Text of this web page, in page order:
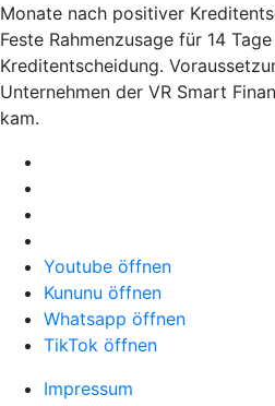
Monate nach positiver
Feste Rahmenzusage für 14
Kreditentscheidung.
Unternehmen der VR Smart
kam.
Youtube öffnen
Kununu öffnen
Whatsapp öffnen
TikTok öffnen
Impressum